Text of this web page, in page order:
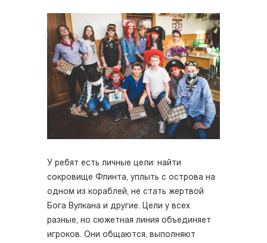
У ребят есть личные цели: найти
сокровище Флинта, уплыть с острова на
одном из кораблей, не стать жертвой
Бога Вулкана и другие. Цели у всех
разные, но сюжетная линия объединяет
игроков. Они общаются, выполняют